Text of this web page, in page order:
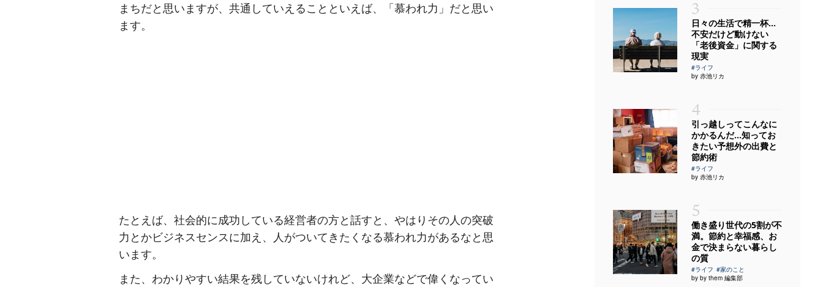
まちだと思いますが、共通していえることといえば、「慕われ力」だと思い
ます。
たとえば、社会的に成功している経営者の方と話すと、やはりその人の突破
力とかビジネスセンスに加え、人がついてきたくなる慕われ力があるなと思
います。
また、わかりやすい結果を残していないけれど、大企業などで偉くなってい
3
日々の生活で精一杯…
不安だけど動けない
「老後資金」に関する
現実
#ライフ
by 赤池リカ
4
引っ越しってこんなに
かかるんだ…知ってお
きたい予想外の出費と
節約術
#ライフ
by 赤池リカ
5
働き盛り世代の5割が不
満。節約と幸福感、お
金で決まらない暮らし
の質
#ライフ #家のこと
by by them 編集部